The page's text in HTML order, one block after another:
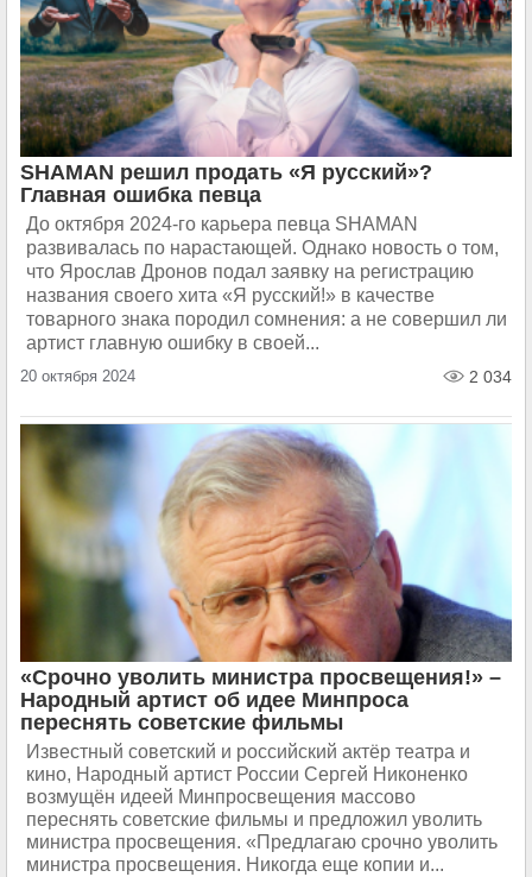
SHAMAN решил продать «Я русский»?
Главная ошибка певца
До октября 2024-го карьера певца SHAMAN
развивалась по нарастающей. Однако новость о том,
что Ярослав Дронов подал заявку на регистрацию
названия своего хита «Я русский!» в качестве
товарного знака породил сомнения: а не совершил ли
артист главную ошибку в своей...
20 октября 2024 2 034
«Срочно уволить министра просвещения!» –
Народный артист об идее Минпроса
переснять советские фильмы
Известный советский и российский актёр театра и
кино, Народный артист России Сергей Никоненко
возмущён идеей Минпросвещения массово
переснять советские фильмы и предложил уволить
министра просвещения. «Предлагаю срочно уволить
министра просвещения. Никогда еще копии и...